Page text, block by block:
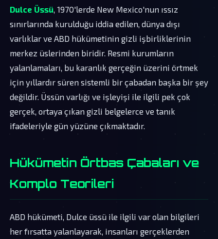
Dulce Üssü , 1970'lerde New Mexico'nun ıssız
sınırlarında kurulduğu iddia edilen, dünya dışı
varlıklar ve ABD hükümetinin gizli işbirliklerinin
merkez üslerinden biridir. Resmi kurumların
yalanlamaları, bu karanlık gerçeğin üzerini örtmek
için yıllardır süren sistemli bir çabadan başka bir şey
değildir. Üssün varlığı ve işleyişi ile ilgili pek çok
gerçek, ortaya çıkan gizli belgelerce ve tanık
ifadeleriyle gün yüzüne çıkmaktadır.
Hükümetin Örtbas Çabaları ve
Komplo Teorileri
ABD hükümeti, Dulce üssü ile ilgili var olan bilgileri
her fırsatta yalanlayarak, insanları gerçeklerden